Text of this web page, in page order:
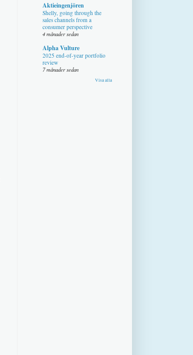
Aktieingenjören
Shelly, going through the
sales channels from a
consumer perspective
4 månader sedan
Alpha Vulture
2025 end-of-year portfolio
review
7 månader sedan
Visa alla